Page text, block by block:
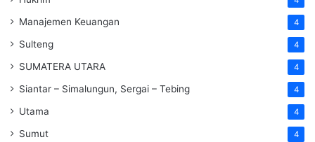
Manajemen Keuangan 4
Sulteng 4
SUMATERA UTARA 4
Siantar – Simalungun, Sergai – Tebing 4
Utama 4
Sumut 4